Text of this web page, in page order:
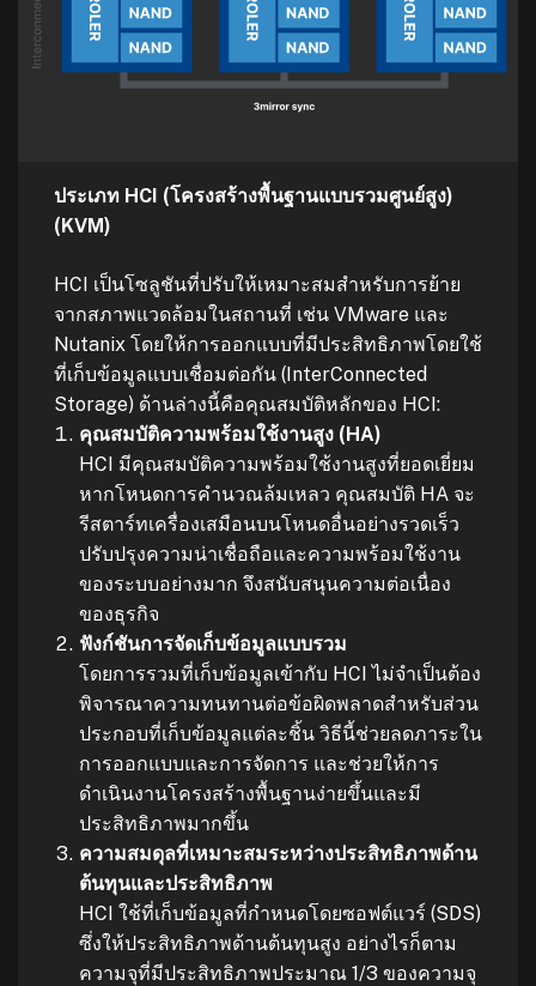
ประเภท HCI (โครงสร้างพื้นฐานแบบรวมศูนย์สูง)
(KVM)
HCI เป็นโซลูชันที่ปรับให้เหมาะสมสำหรับการย้าย
จากสภาพแวดล้อมในสถานที่ เช่น VMware และ
Nutanix โดยให้การออกแบบที่มีประสิทธิภาพโดยใช้
ที่เก็บข้อมูลแบบเชื่อมต่อกัน (InterConnected
Storage) ด้านล่างนี้คือคุณสมบัติหลักของ HCI:
คุณสมบัติความพร้อมใช้งานสูง (HA)
HCI มีคุณสมบัติความพร้อมใช้งานสูงที่ยอดเยี่ยม
หากโหนดการคำนวณล้มเหลว คุณสมบัติ HA จะ
รีสตาร์ทเครื่องเสมือนบนโหนดอื่นอย่างรวดเร็ว
ปรับปรุงความน่าเชื่อถือและความพร้อมใช้งาน
ของระบบอย่างมาก จึงสนับสนุนความต่อเนื่อง
ของธุรกิจ
ฟังก์ชันการจัดเก็บข้อมูลแบบรวม
โดยการรวมที่เก็บข้อมูลเข้ากับ HCI ไม่จำเป็นต้อง
พิจารณาความทนทานต่อข้อผิดพลาดสำหรับส่วน
ประกอบที่เก็บข้อมูลแต่ละชิ้น วิธีนี้ช่วยลดภาระใน
การออกแบบและการจัดการ และช่วยให้การ
ดำเนินงานโครงสร้างพื้นฐานง่ายขึ้นและมี
ประสิทธิภาพมากขึ้น
ความสมดุลที่เหมาะสมระหว่างประสิทธิภาพด้าน
ต้นทุนและประสิทธิภาพ
HCI ใช้ที่เก็บข้อมูลที่กำหนดโดยซอฟต์แวร์ (SDS)
ซึ่งให้ประสิทธิภาพด้านต้นทุนสูง อย่างไรก็ตาม
ความจุที่มีประสิทธิภาพประมาณ 1/3 ของความจุ